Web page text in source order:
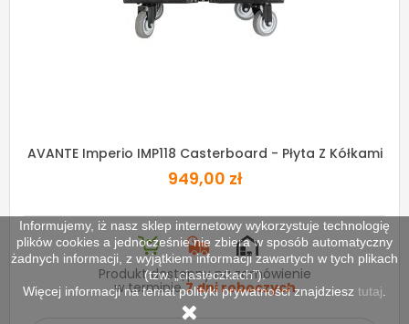
Informujemy, iż nasz sklep internetowy wykorzystuje technologię
plików cookies a jednocześnie nie zbiera w sposób automatyczny
żadnych informacji, z wyjątkiem informacji zawartych w tych plikach
(tzw. „ciasteczkach”).
Więcej informacji na temat polityki prywatności znajdziesz tutaj
AVANTE Imperio IMP118 Casterboard - Płyta Z Kółkami
949,00 zł
Produkt dostępny na zamówienie
w terminie7 dni roboczych